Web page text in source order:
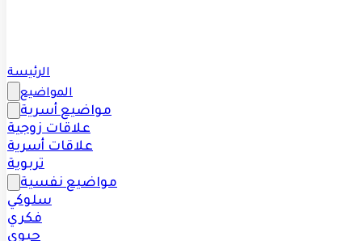
الرئيسة
المواضيع
مواضيع أسرية
علاقات زوجية
علاقات أسرية
تربوية
مواضيع نفسية
سلوكي
فكري
حيوي